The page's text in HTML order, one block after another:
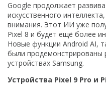
Google продолжает
искусственного
внимания. Этот ИИ уже
Pixel 8 и будет ещё более
Новые функции Android AI,
были продемонстрированы
устройствах Samsung.
Устройства Pixel 9 Pro и